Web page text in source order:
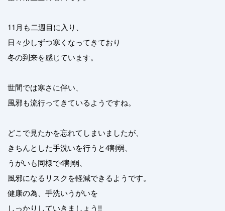
11月も二週目に入り、
日々少しずつ寒くなってきており
冬の到来を感じています。
世間では寒さに伴い、
風邪も流行ってきているようですね。
どこで見たかを忘れてしまいましたが、
きちんとした手洗いを行うと4割弱、
うがいも同様で4割弱、
風邪になるリスクを軽減できるようです。
健康の為、手洗いうがいを
しっかりしていきましょう!!